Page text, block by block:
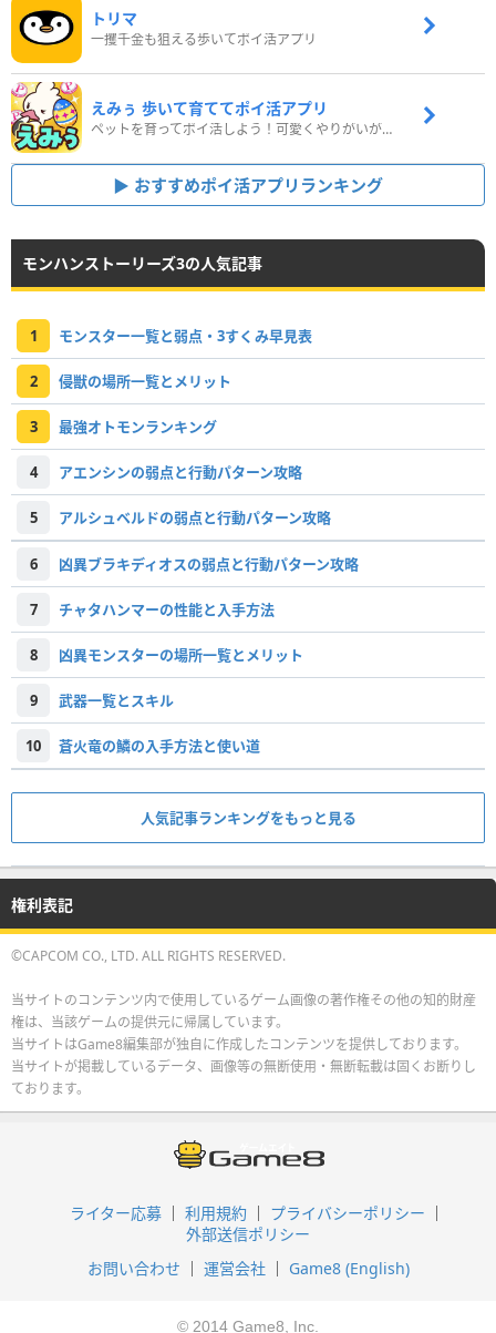
トリマ
一攫千金も狙える歩いてポイ活アプリ
えみぅ 歩いて育ててポイ活アプリ
ペットを育ってポイ活しよう！可愛くやりがいがある新感覚アプリ
おすすめポイ活アプリランキング
モンハンストーリーズ3の人気記事
1 モンスター一覧と弱点・3すくみ早見表
2 侵獣の場所一覧とメリット
3 最強オトモンランキング
4 アエンシンの弱点と行動パターン攻略
5 アルシュベルドの弱点と行動パターン攻略
6 凶異ブラキディオスの弱点と行動パターン攻略
7 チャタハンマーの性能と入手方法
8 凶異モンスターの場所一覧とメリット
9 武器一覧とスキル
10 蒼火竜の鱗の入手方法と使い道
人気記事ランキングをもっと見る
権利表記
©CAPCOM CO., LTD. ALL RIGHTS RESERVED.
当サイトのコンテンツ内で使用しているゲーム画像の著作権その他の知的財産
権は、当該ゲームの提供元に帰属しています。
当サイトはGame8編集部が独自に作成したコンテンツを提供しております。
当サイトが掲載しているデータ、画像等の無断使用・無断転載は固くお断りし
ております。
ライター応募 利用規約
プライバシーポリシー
外部送信ポリシー
お問い合わせ
運営会社 Game8 (English)
© 2014 Game8, Inc.